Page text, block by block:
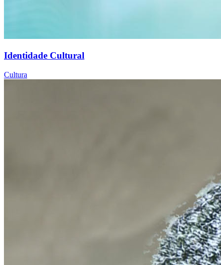
Identidade Cultural
Cultura